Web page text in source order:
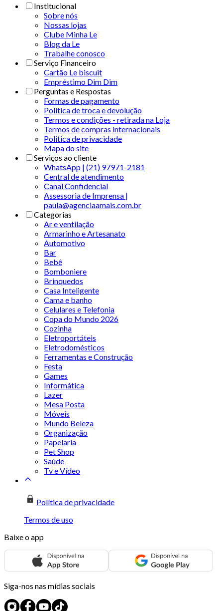
Institucional
Sobre nós
Nossas lojas
Clube Minha Le
Blog da Le
Trabalhe conosco
Serviço Financeiro
Cartão Le biscuit
Empréstimo Dim Dim
Perguntas e Respostas
Formas de pagamento
Política de troca e devolução
Termos e condições - retirada na Loja
Termos de compras internacionais
Politica de privacidade
Mapa do site
Serviços ao cliente
WhatsApp | (21) 97971-2181
Central de atendimento
Canal Confidencial
Assessoria de Imprensa |
paula@agenciaamais.com.br
Categorias
Ar e ventilação
Armarinho e Artesanato
Automotivo
Bar
Bebê
Bomboniere
Brinquedos
Casa Inteligente
Cama e banho
Celulares e Telefonia
Copa do Mundo 2026
Cozinha
Eletroportáteis
Eletrodomésticos
Ferramentas e Construção
Festa
Games
Informática
Lazer
Mesa Posta
Móveis
Mundo Beleza
Organização
Papelaria
Pet Shop
Saúde
Tv e Vídeo
Política de privacidade
Termos de uso
Baixe o app
Siga-nos nas mídias sociais